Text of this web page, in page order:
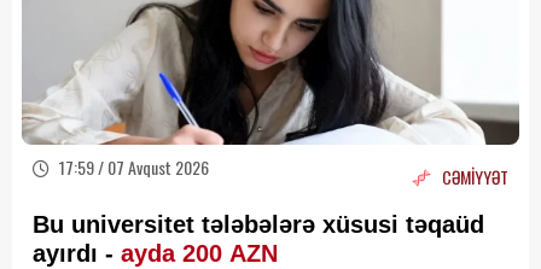
17:59 / 07 Avqust 2026 CƏMİYYƏT
Bu universitet tələbələrə xüsusi təqaüd
ayırdı - ayda 200 AZN